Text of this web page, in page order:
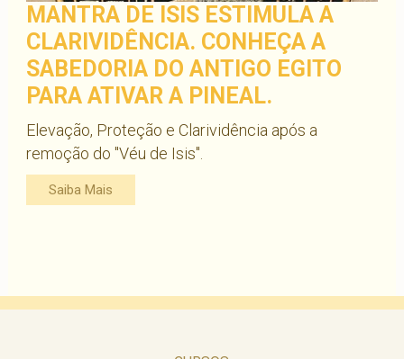
MANTRA DE ISIS ESTIMULA A
CLARIVIDÊNCIA. CONHEÇA A
SABEDORIA DO ANTIGO EGITO
PARA ATIVAR A PINEAL.
Elevação, Proteção e Clarividência após a
remoção do "Véu de Isis".
Saiba Mais